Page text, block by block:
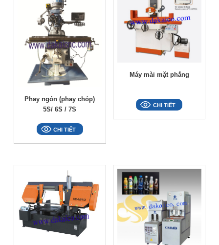
Phay ngón (phay chóp)
5S/ 6S / 7S
CHI TIẾT
Máy mài mặt phẳng
CHI TIẾT